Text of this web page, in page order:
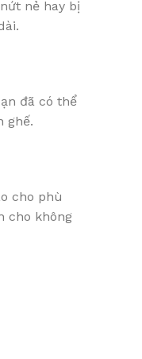
nẻ hay bị
đã có thể
ghế.
cho phù
cho không